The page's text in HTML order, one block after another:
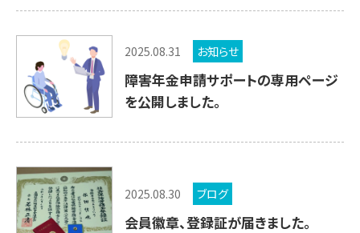
2025.08.31 お知らせ
障害年金申請サポートの専用ページ
を公開しました。
2025.08.30 ブログ
会員徽章、登録証が届きました。